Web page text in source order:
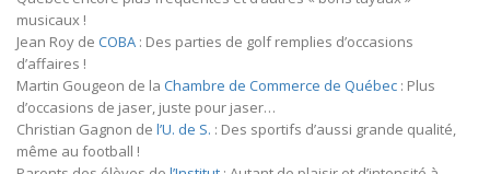
musicaux !
Jean Roy de COBA : Des parties de golf remplies d’occasions
d’affaires !
Martin Gougeon de la Chambre de Commerce de Québec : Plus
d’occasions de jaser, juste pour jaser…
Christian Gagnon de l’U. de S. : Des sportifs d’aussi grande qualité,
même au football !